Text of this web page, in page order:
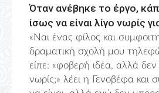
Όταν ανέβηκε το έργο, κάποιοι είπαν ότι
ίσως να είναι λίγο νωρίς
«Ναι ένας φίλος και
δραματική σχολή μου
είπε: «φοβερή ιδέα, αλλά δεν
νωρίς;» λέει η Γενοβέφα και